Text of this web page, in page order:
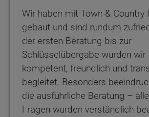
Wir haben mit Town & Country
gebaut und sind rundum
der ersten Beratung bis zur
Schlüsselübergabe wurden wir
kompetent, freundlich und
begleitet. Besonders
die ausführliche Beratung –
Fragen wurden verständlich